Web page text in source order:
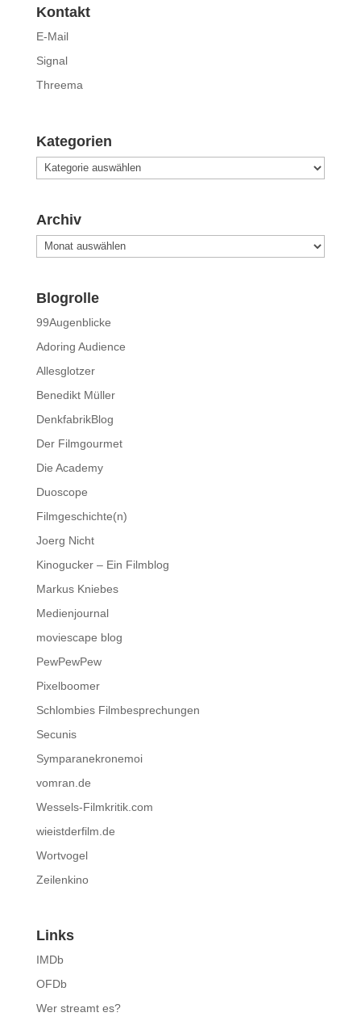
Kontakt
E-Mail
Signal
Threema
Kategorien
Kategorien
Archiv
Archiv
Blogrolle
99Augenblicke
Adoring Audience
Allesglotzer
Benedikt Müller
DenkfabrikBlog
Der Filmgourmet
Die Academy
Duoscope
Filmgeschichte(n)
Joerg Nicht
Kinogucker – Ein Filmblog
Markus Kniebes
Medienjournal
moviescape blog
PewPewPew
Pixelboomer
Schlombies Filmbesprechungen
Secunis
Symparanekronemoi
vomran.de
Wessels-Filmkritik.com
wieistderfilm.de
Wortvogel
Zeilenkino
Links
IMDb
OFDb
Wer streamt es?